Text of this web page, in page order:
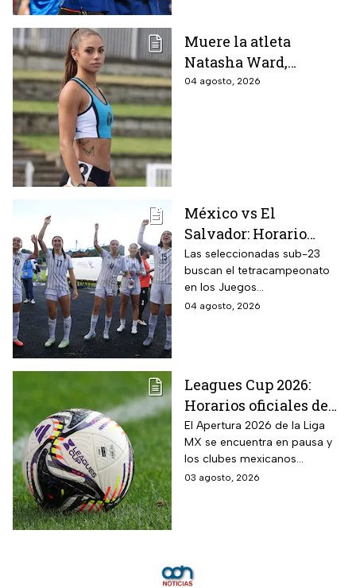
Muere la atleta
Natasha Ward,
promesa del atletismo
04 agosto, 2026
México vs El
Salvador: Horario
oficial y dónde ver la
semifinal de la
femenil en los Juegos
Centroamericanos
Las seleccionadas sub-23
buscan el tetracampeonato
en los Juegos
Centroamericanos y del
04 agosto, 2026
Leagues Cup 2026:
Horarios oficiales de
los partidos de la Liga
MX vs MLS de la Fase
1
El Apertura 2026 de la Liga
MX se encuentra en pausa y
los clubes mexicanos
competirán en el torneo
03 agosto, 2026